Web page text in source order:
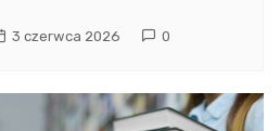
3 czerwca 2026 0